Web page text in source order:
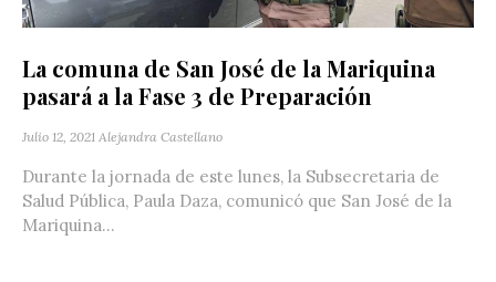
La comuna de San José de la Mariquina
pasará a la Fase 3 de Preparación
Julio 12, 2021 Alejandra Castellano
Durante la jornada de este lunes, la Subsecretaria de
Salud Pública, Paula Daza, comunicó que San José de la
Mariquina...